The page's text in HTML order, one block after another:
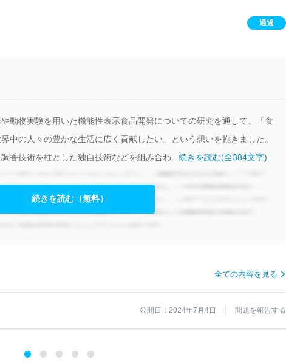
通過
動物実験を用いた機能性表示食品開発についての研究を通して、「食
中の人々の豊かな生活に広く貢献したい」という想いを抱きました。
香技術を柱とした独自技術などを組み合わ... 続きを読む(全384文字)
続きを読む（無料）
全ての内容を見る
公開日：2024年7月4日 問題を報告する